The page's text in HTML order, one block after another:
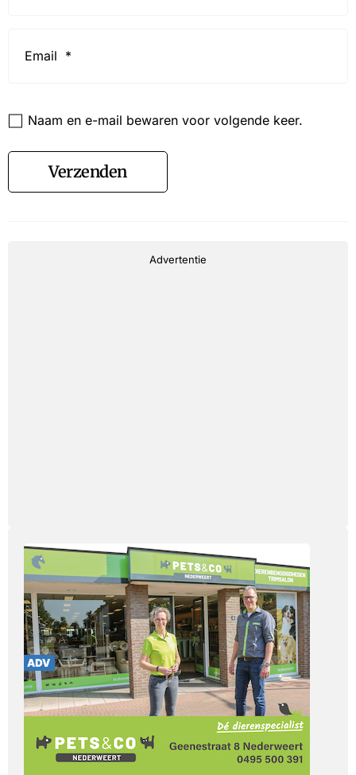
Naam en e-mail bewaren voor volgende keer.
Verzenden
Advertentie